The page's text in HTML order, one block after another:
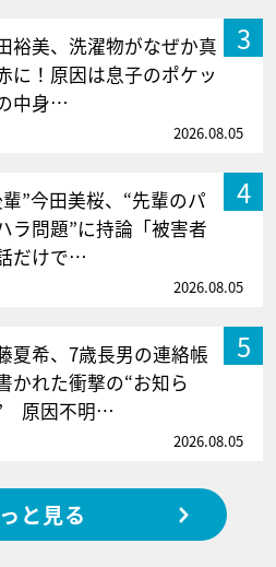
3
裕美、洗濯物がなぜか真
に！原因は息子のポケッ
中身…
2026.08.05
4
輩”今田美桜、“先輩のパ
ラ問題”に持論「被害者
だけで…
2026.08.05
5
夏希、7歳長男の連絡帳
かれた衝撃の“お知ら
原因不明…
2026.08.05
と見る